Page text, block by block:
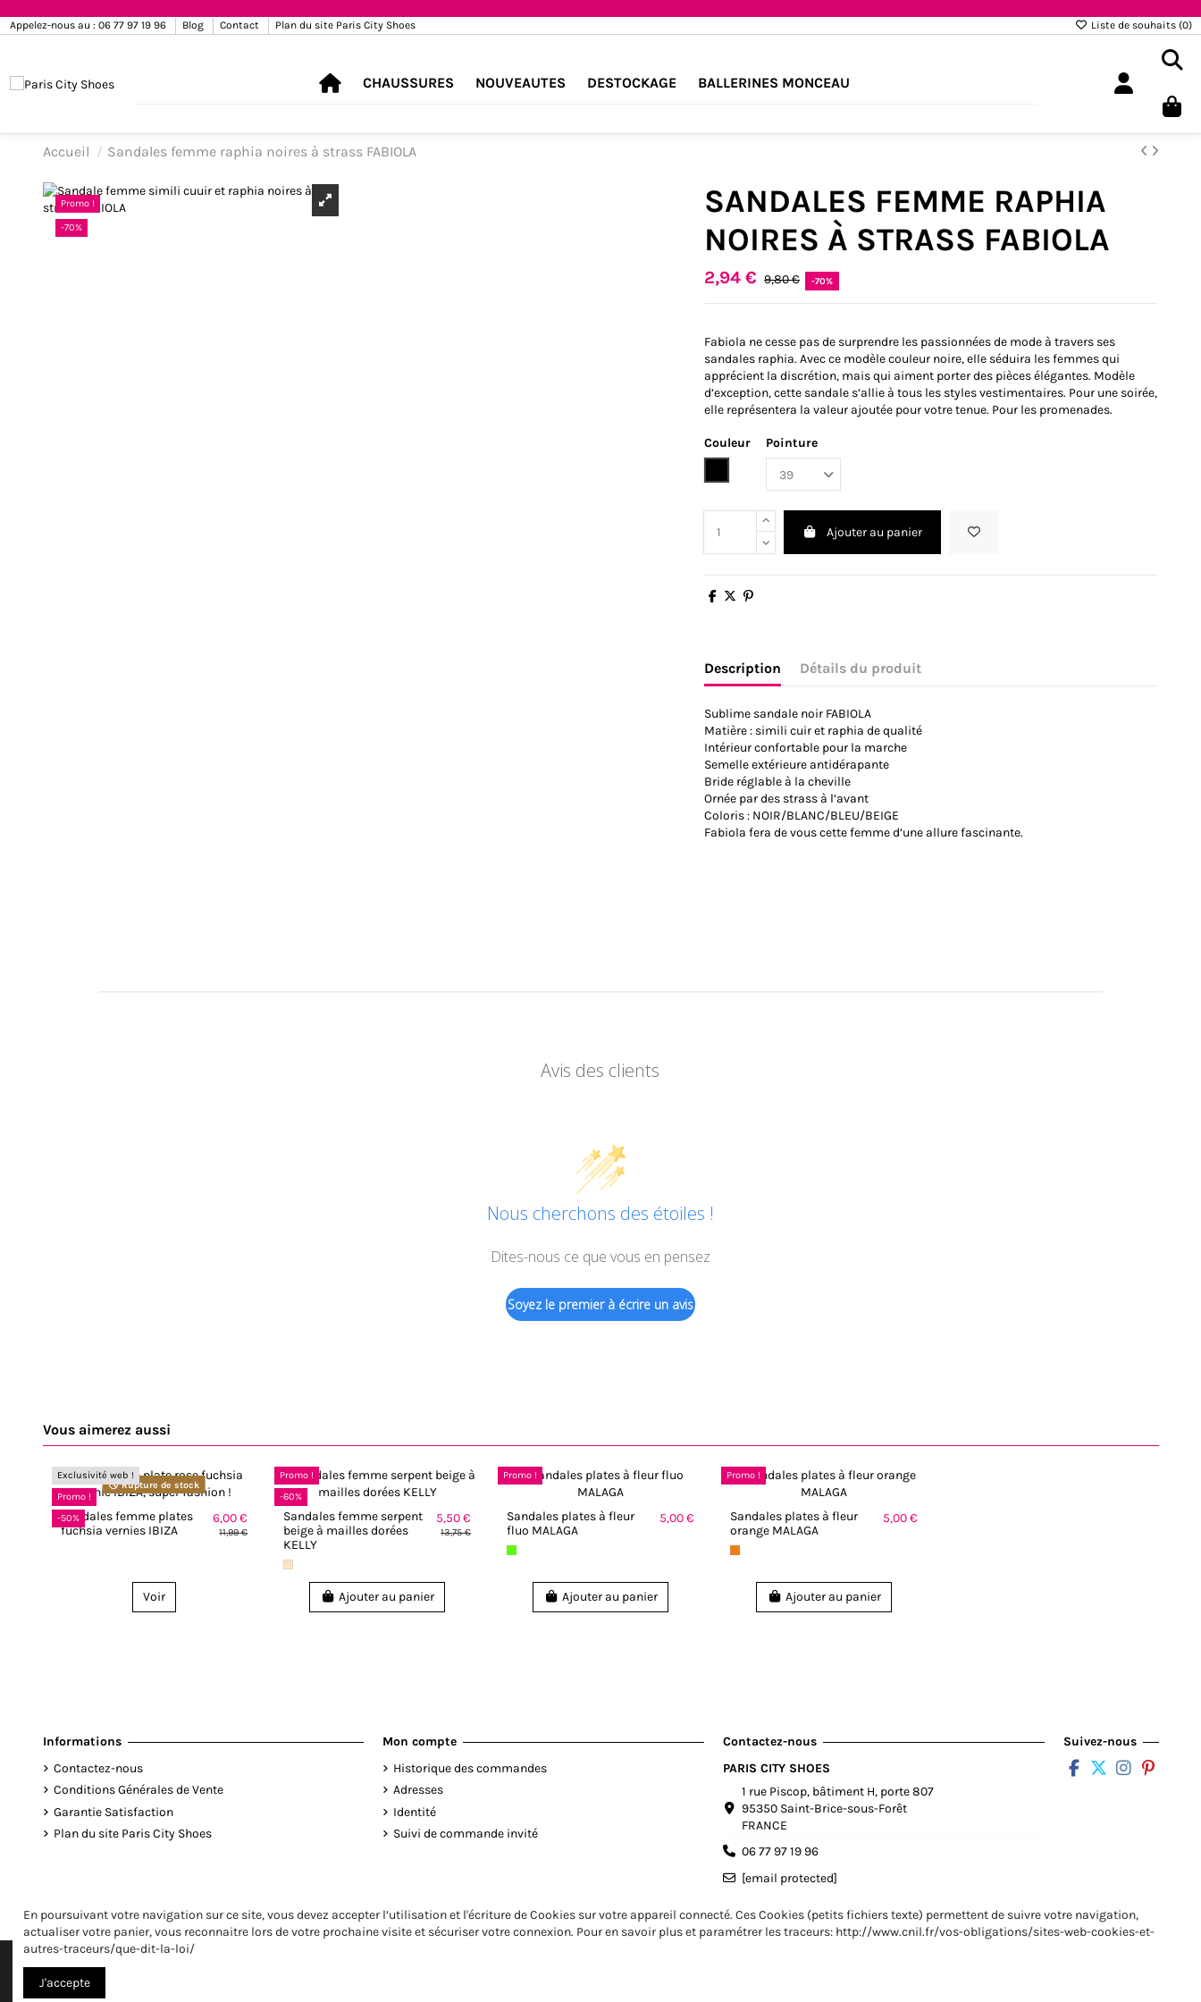
Appelez-nous au : 06 77 97 19 96 Blog Contact Plan du site Paris City Shoes Liste de souhaits (0)
CHAUSSURES NOUVEAUTES DESTOCKAGE BALLERINES MONCEAU
Accueil Sandales femme raphia noires à strass FABIOLA
Promo !
-70%
SANDALES FEMME RAPHIA
NOIRES À STRASS FABIOLA
2,94 € 9,80 € -70%
Fabiola ne cesse pas de surprendre les passionnées de mode à travers ses
sandales raphia. Avec ce modèle couleur noire, elle séduira les femmes qui
apprécient la discrétion, mais qui aiment porter des pièces élégantes. Modèle
d’exception, cette sandale s’allie à tous les styles vestimentaires. Pour une soirée,
elle représentera la valeur ajoutée pour votre tenue. Pour les promenades.
Couleur
Pointure
Ajouter au panier
Description Détails du produit
Sublime sandale noir FABIOLA
Matière : simili cuir et raphia de qualité
Intérieur confortable pour la marche
Semelle extérieure antidérapante
Bride réglable à la cheville
Ornée par des strass à l’avant
Coloris : NOIR/BLANC/BLEU/BEIGE
Fabiola fera de vous cette femme d’une allure fascinante.
Avis des clients
Nous cherchons des étoiles !
Dites-nous ce que vous en pensez
Soyez le premier à écrire un avis
Vous aimerez aussi
Exclusivité web !
Promo !
-50%
Rupture de stock
Sandales femme plates
fuchsia vernies IBIZA
6,00 €
11,99 €
Voir
Promo !
-60%
Sandales femme serpent
beige à mailles dorées
KELLY
5,50 €
13,75 €
Ajouter au panier
Promo !
Sandales plates à fleur
fluo MALAGA
5,00 €
Ajouter au panier
Promo !
Sandales plates à fleur
orange MALAGA
5,00 €
Ajouter au panier
Informations
Contactez-nous
Conditions Générales de Vente
Garantie Satisfaction
Plan du site Paris City Shoes
Mon compte
Historique des commandes
Adresses
Identité
Suivi de commande invité
Contactez-nous
PARIS CITY SHOES
1 rue Piscop, bâtiment H, porte 807
95350 Saint-Brice-sous-Forêt
FRANCE
06 77 97 19 96
[email protected]
Suivez-nous
En poursuivant votre navigation sur ce site, vous devez accepter l’utilisation et l'écriture de Cookies sur votre appareil connecté. Ces Cookies (petits fichiers texte) permettent de suivre votre navigation,
actualiser votre panier, vous reconnaitre lors de votre prochaine visite et sécuriser votre connexion. Pour en savoir plus et paramétrer les traceurs: http://www.cnil.fr/vos-obligations/sites-web-cookies-et-
autres-traceurs/que-dit-la-loi/
J'accepte